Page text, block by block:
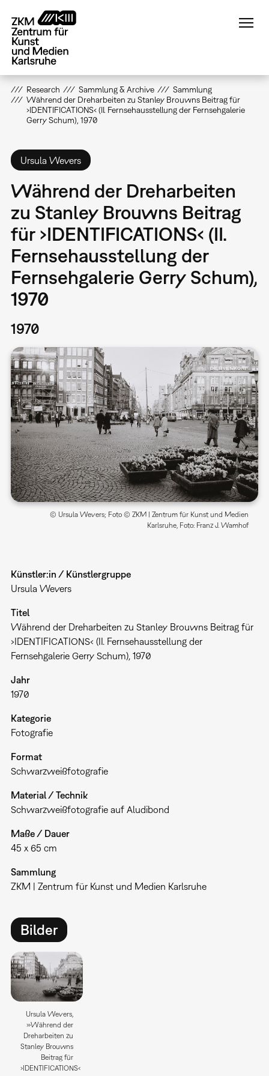
zum
Inhalt
Research Sammlung & Archive
Sammlung
Während der Dreharbeiten zu Stanley Brouwns Beitrag für
›IDENTIFICATIONS‹ (II. Fernsehausstellung der Fernsehgalerie
Gerry Schum), 1970
Ursula Wevers
Während der Dreharbeiten
zu Stanley Brouwns Beitrag
für ›IDENTIFICATIONS‹ (II.
Fernsehausstellung der
Fernsehgalerie Gerry Schum),
1970
1970
© Ursula Wevers; Foto © ZKM | Zentrum für Kunst und Medien
Karlsruhe, Foto: Franz J. Wamhof
Künstler:in / Künstlergruppe
Ursula Wevers
Titel
Während der Dreharbeiten zu Stanley Brouwns Beitrag für
›IDENTIFICATIONS‹ (II. Fernsehausstellung der
Fernsehgalerie Gerry Schum), 1970
Jahr
1970
Kategorie
Fotografie
Format
Schwarzweißfotografie
Material / Technik
Schwarzweißfotografie auf Aludibond
Maße / Dauer
45 x 65 cm
Sammlung
ZKM | Zentrum für Kunst und Medien Karlsruhe
Bilder
Ursula Wevers,
»Während der
Dreharbeiten zu
Stanley Brouwns
Beitrag für
›IDENTIFICATIONS‹